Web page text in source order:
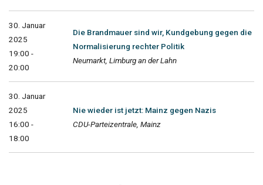
30. Januar
2025
19:00 -
20:00
Die Brandmauer sind wir, Kundgebung gegen die
Normalisierung rechter Politik
Neumarkt, Limburg an der Lahn
30. Januar
2025
16:00 -
18:00
Nie wieder ist jetzt: Mainz gegen Nazis
CDU-Parteizentrale, Mainz